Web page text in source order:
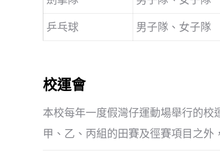
乒乓球
男子隊、女子隊
校運會
本校每年一度假灣仔運動場舉行的
甲、乙、丙組的田賽及徑賽項目之